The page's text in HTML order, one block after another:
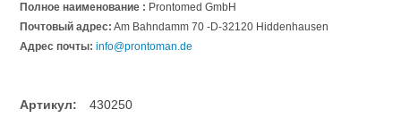
Полное наименование : Prontomed GmbH
Почтовый адрес: Am Bahndamm 70 -D-32120 Hiddenhausen
Адрес почты: info@prontoman.de
Артикул:
430250